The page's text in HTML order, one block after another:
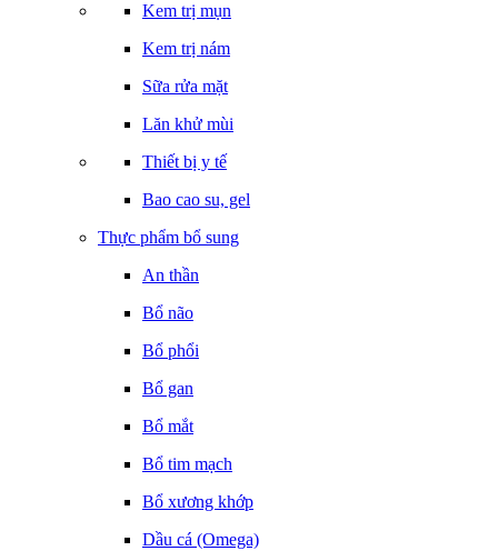
Kem trị mụn
Kem trị nám
Sữa rửa mặt
Lăn khử mùi
Thiết bị y tế
Bao cao su, gel
Thực phẩm bổ sung
An thần
Bổ não
Bổ phổi
Bổ gan
Bổ mắt
Bổ tim mạch
Bổ xương khớp
Dầu cá (Omega)